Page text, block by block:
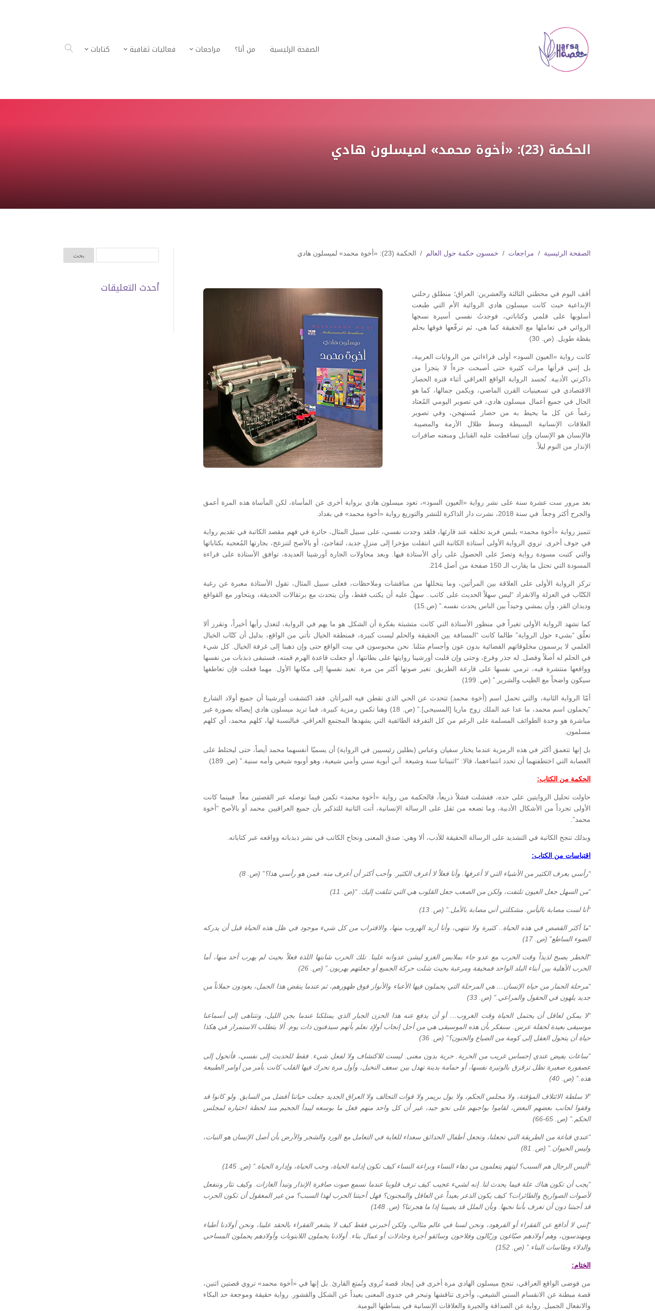
الصفحة الرئيسية من أنا؟ مراجعات فعاليات ثقافية كتابات
الحكمة (23): «أخوة محمد» لميسلون هادي
الصفحة الرئيسية / مراجعات / خمسون حكمة حول العالم / الحكمة (23): «أخوة محمد» لميسلون هادي
أقف اليوم في محطتي الثالثة والعشرين: العراق؛ منطلق رحلتي
الإبداعية حيث كانت ميسلون هادي الروائية الأم التي طبعت
أسلوبها على قلمي وكتاباتي، فوجدتُ نفسي أسيرة نسجها
الروائي في تعاملها مع الحقيقة كما هي، ثم ترفّعها فوقها بحلم
يقظة طويل. (ص. 30)
كانت رواية «العيون السود» أولى قراءاتي من الروايات العربية،
بل إنني قرأتها مرات كثيرة حتى أصبحت جزءاً لا يتجزأ من
ذاكرتي الأدبية. تُجسد الرواية الواقع العراقي أثناء فترة الحصار
الاقتصادي في تسعينيات القرن الماضي، ويكمن جمالها، كما هو
الحال في جميع أعمال ميسلون هادي، في تصوير اليومي المُعتاد
رغماً عن كل ما يحيط به من حصار مُستهجن، وفي تصوير
العلاقات الإنسانية البسيطة وسط ظلال الأزمة والمصيبة.
فالإنسان هو الإنسان وإن تساقطت عليه القنابل ومنعته صافرات
الإنذار من النوم ليلاً.
بعد مرور ست عشرة سنة على نشر رواية «العيون السود»، تعود ميسلون هادي برواية أخرى عن المأساة، لكن المأساة هذه المرة أعمق
والجرح أكثر وجعاً. في سنة 2018، نشرت دار الذاكرة للنشر والتوزيع رواية «أخوة محمد» في بغداد.
تتميز رواية «أخوة محمد» بلبس فريد تخلقه عند قارئها، فلقد وجدت نفسي، على سبيل المثال، حائرة في فهم مقصد الكاتبة في تقديم رواية
في جوف أخرى. تروي الرواية الأولى أستاذة الكاتبة التي انتقلت مؤخرا إلى منزلٍ جديد، لتفاجئ، أو بالأصح لتنزعج، بجارتها المُعجبة بكتاباتها
والتي كتبت مسودة رواية وتصرّ على الحصول على رأي الأستاذة فيها. وبعد محاولات الجارة أورشينا العديدة، توافق الأستاذة على قراءة
المسودة التي تحتل ما يقارب الـ 150 صفحة من أصل 214.
تركز الرواية الأولى على العلاقة بين المرأتين، وما يتخللها من مناقشات وملاحظات، فعلى سبيل المثال، تقول الأستاذة معبرة عن رغبة
الكتّاب في العزلة والانفراد “ليس سهلاً الحديث على كاتب.. سهلٌ عليه أن يكتب فقط، وأن يتحدث مع برتقالات الحديقة، ويتحاور مع القواقع
وديدان القز، وأن يمشي وحيداً بين الناس يحدث نفسه.” (ص.15)
كما تشهد الرواية الأولى تغيراً في منظور الأستاذة التي كانت متشبثة بفكرة أن الشكل هو ما يهم في الرواية، لتعدل رأيها أخيراً، وتقرر ألا
تعلّق “بشيء حول الرواية” طالما كانت “المسافة بين الحقيقة والحلم ليست كبيرة، فمنطقة الخيال تأتي من الواقع، بدليل أن كتّاب الخيال
العلمي لا يرسمون مخلوقاتهم الفضائية بدون عون وأجسام مثلنا. نحن محبوسون في بيت الواقع حتى وإن ذهبنا إلى غرفة الخيال. كل شيء
في الحلم له أصلاً وفصل. له جذر وفرع، وحتى وإن قلبت أورشينا روايتها على بطانتها، أو جعلت قاعدة الهرم قمته، فستبقى ذبذبات من نفسها
وواقعها منتشرة فيه، ترمي نفسها على قارعة الطريق. تغير صوتها أكثر من مرة. تعيد نفسها إلى مكانها الأول. مهما فعلت فإن تعاطفها
سيكون واضحاً مع الطيب والشرير.” (ص. 199)
أمّا الرواية الثانية، والتي تحمل اسم (أخوة محمد) تتحدث عن الحي الذي تقطن فيه المرأتان. فقد اكتشفت أورشينا أن جميع أولاد الشارع
“يحملون اسم محمد، ما عدا عبد الملك زوج ماريا [المسيحي].” (ص. 18) وهنا تكمن رمزية كبيرة، فما تريد ميسلون هادي إيصاله بصورة غير
مباشرة هو وحدة الطوائف المسلمة على الرغم من كل التفرقة الطائفية التي يشهدها المجتمع العراقي. فبالنسبة لها، كلهم محمد، أي كلهم
مسلمون.
بل إنها تتعمق أكثر في هذه الرمزية عندما يختار سفيان وعباس (بطلين رئيسيين في الرواية) أن يسميّا أنفسهما محمد أيضاً، حتى ليختلط على
العصابة التي اختطفتهما أن تحدد انتماءهما، قالا: “اثنيناتنا سنة وشيعة. آني أبوية سني وأمي شيعية، وهو أوبوه شيعي وأمه سنية.” (ص. 189)
الحكمة من الكتاب:
حاولت تحليل الروايتين على حده، ففشلت فشلاً ذريعاً، فالحكمة من رواية «أخوة محمد» تكمن فيما توصله عبر القصتين معاً. فبينما كانت
الأولى تجرداً من الأشكال الأدبية، وما تضعه من ثقل على الرسالة الإنسانية، أتت الثانية للتذكير بأن جميع العراقيين محمد أو بالأصح “أخوة
محمد”.
وبذلك تنجح الكاتبة في التشديد على الرسالة الحقيقة للأدب، ألا وهي: صدق المعنى ونجاح الكاتب في نشر ذبذباته وواقعه عبر كتاباته.
اقتباسات من الكتاب:
“رأسي يعرف الكثير من الأشياء التي لا أعرفها. وأنا فعلاً لا أعرف الكثير. وأحب أكثر أن أعرف منه. فمن هو رأسي هذا؟” (ص. 8)
“من السهل جعل العيون تلتفت، ولكن من الصعب جعل القلوب هي التي تتلفت إليك. “(ص. 11)
“أنا لست مصابة باليأس. مشكلتي أني مصابة بالأمل.” (ص. 13)
“ما أكثر القصص في هذه الحياة.. كثيرة ولا تنتهي، وأنا أريد الهروب منها، والاقتراب من كل شيء موجود في ظل هذه الحياة قبل أن يدركه
الضوء الساطع” (ص. 17)
“الخطر يصبح لذيذاً وقت الحرب مع عدو جاء بملابس الغزو ليشن عدوانه علينا. تلك الحرب شابتها اللذة فعلاً بحيث لم يهرب أحد منها، أما
الحرب الأهلية بين أبناء البلد الواحد فمخيفة ومرعبة بحيث شلت حركة الجميع أو جعلتهم يهربون.” (ص. 26)
“مرحلة الحمار من حياة الإنسان… هي المرحلة التي يحملون فيها الأعباء والأنوار فوق ظهورهم، ثم عندما ينقض هذا الحمل، يعودون حملاناً من
جديد يلهون في الحقول والمراعي.” (ص. 33)
“لا يمكن لعاقل أن يحتمل الحياة وقت الغروب… أو أن يدفع عنه هذا الحزن الجبار الذي يمتلكنا عندما يجن الليل، وتتناهى إلى أسماعنا
موسيقى بعيدة لحفلة عرس. سنفكر بأن هذه الموسيقى هي من أجل إنجاب أولاٍد نعلم بأنهم سيدفنون ذات يوم. ألا يتطلب الاستمرار في هكذا
حياة أن يتحول العقل إلى كومة من الضياع والجنون؟” (ص. 36)
“ساعات يفيض عندي إحساس غريب من الحرية. حرية بدون معنى. ليست للاكتشاف ولا لفعل شيء. فقط للحديث إلى نفسي، فأتحول إلى
عصفورة صغيرة تظل تزقزق بالوتيرة نفسها، أو حمامة بدينة تهدل بين سعف النخيل، وأول مرة تحرك فيها القلب كانت بأمر من أوامر الطبيعة
هذه.” (ص. 40)
“لا سلطة الائتلاف المؤقتة، ولا مجلس الحكم، ولا بول بريمر ولا قوات التحالف ولا العراق الجديد جعلت حياتنا أفضل من السابق. ولو كانوا قد
وقفوا لجانب بعضهم البعض، لقاموا بواجبهم على نحو جيد، غير أن كل واحد منهم فعل ما بوسعه ليبدأ الجحيم منذ لحظة اختياره لمجلس
الحكم.” (ص. 65-66)
“عندي قناعة من الطريقة التي تجعلنا، وتجعل أطفال الحدائق سعداء للغاية في التعامل مع الورد والشجر والأرض بأن أصل الإنسان هو النبات،
وليس الحيوان.” (ص. 81)
“أليس الرجال هم السبب؟ ليتهم يتعلمون من دهاء النساء وبراعة النساء كيف تكون إدامة الحياة، وحب الحياة، وإدارة الحياة.” (ص. 145)
“يجب أن تكون هناك علة فيما يحدث لنا. إنه لشيء عجيب كيف ترف قلوبنا عندما نسمع صوت صافرة الإنذار وتبدأ الغازات. وكيف نثار وننفعل
لأصوات الصواريخ والطائرات؟ كيف يكون الذعر بعيداً عن العاقل والمجنون؟ فهل أحبتنا الحرب لهذا السبب؟ من غير المعقول أن تكون الحرب
قد أحبتنا دون أن تعرف بأننا نحبها. وبأن الملل قد يصيبنا إذا ما هجرتنا؟ (ص. 148)
“إنني لا أدافع عن الفقراء أو الفرهود، ونحن لسنا في عالم مثالي، ولكن أخبرني فقط كيف لا يشعر الفقراء بالحقد علينا، ونحن أولادنا أطباء
ومهندسون، وهم أولادهم صبّاغون وزبّالون وفلاحون وسائقو أجرة وحادلات أو عمال بناء. أولادنا يحملون اللابتوبات وأولادهم يحملون المساحي
والدلاء وطاسات البناء.” (ص. 152)
الختام:
من فوضى الواقع العراقي، تنجح ميسلون الهادي مرة أخرى في إيجاد قصة تُروى وتُمتع القارئ. بل إنها في «أخوة محمد» تروي قصتين اثنين،
قصة مبطنة عن الانقسام السني الشيعي، وأخرى تناقشها وتبحر في جدوى المعنى بعيداً عن الشكل والقشور. رواية حقيقة وموجعة حد البكاء
والانفعال الجميل. رواية عن الصداقة والجيرة والعلاقات الإنسانية في بساطتها اليومية.
أحدث التعليقات